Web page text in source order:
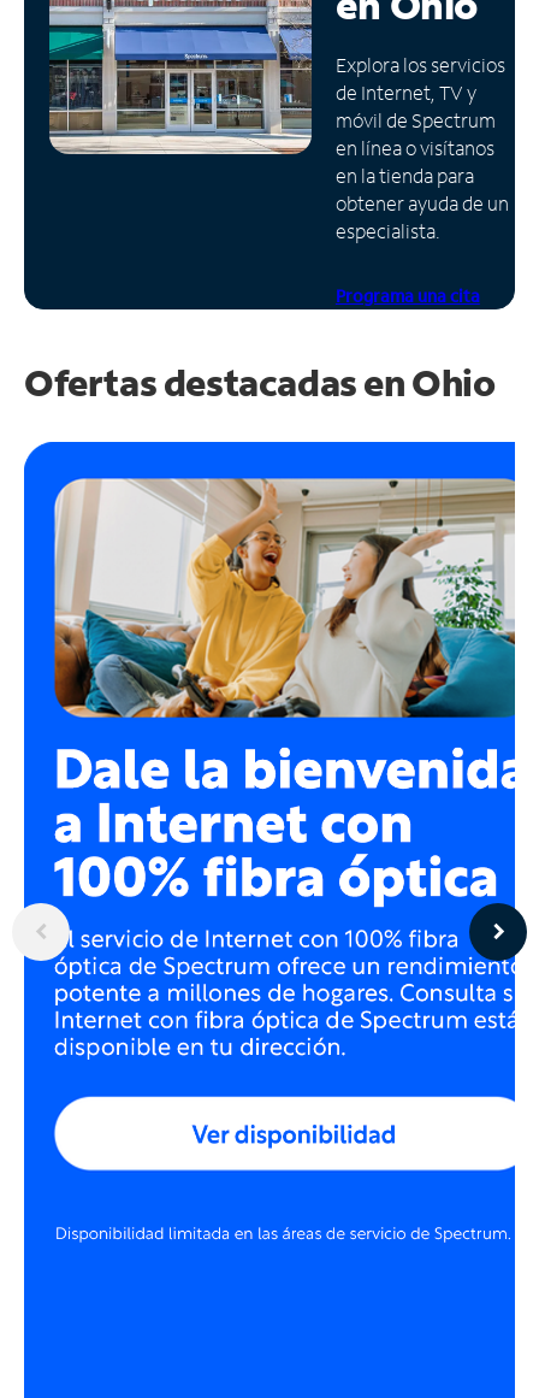
Administrar
cuenta
Encuentra
una
tienda
Explora los servicios
de Internet, TV y
móvil de Spectrum
en línea o visítanos
en la tienda para
obtener ayuda de un
especialista.
Programa una cita
Ofertas destacadas enOhio